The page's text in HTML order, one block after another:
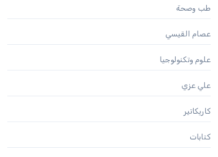
طب وصحة
عصام القيسي
علوم وتكنولوجيا
علي عزي
كاريكاتير
كتابات